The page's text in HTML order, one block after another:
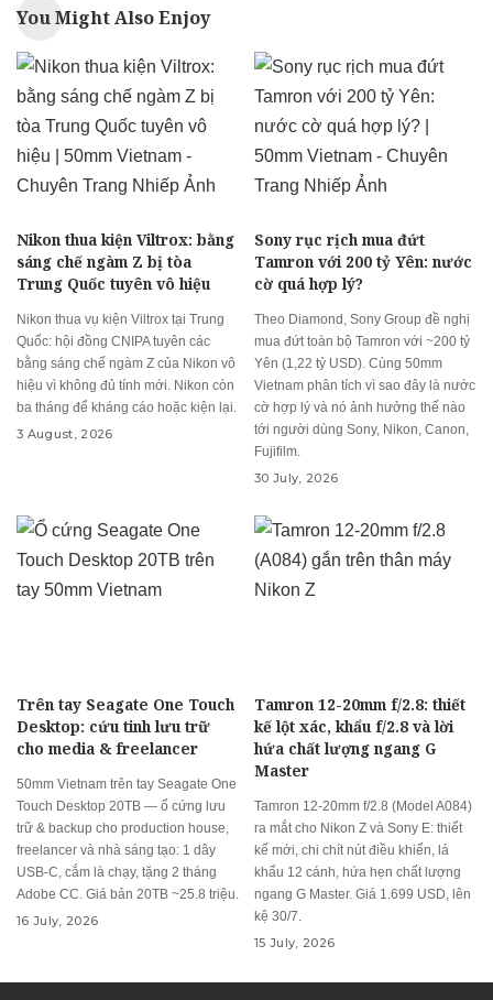
You Might Also Enjoy
Nikon thua kiện Viltrox: bằng
sáng chế ngàm Z bị tòa
Trung Quốc tuyên vô hiệu
Nikon thua vụ kiện Viltrox tại Trung
Quốc: hội đồng CNIPA tuyên các
bằng sáng chế ngàm Z của Nikon vô
hiệu vì không đủ tính mới. Nikon còn
ba tháng để kháng cáo hoặc kiện lại.
3 August, 2026
Sony rục rịch mua đứt
Tamron với 200 tỷ Yên: nước
cờ quá hợp lý?
Theo Diamond, Sony Group đề nghị
mua đứt toàn bộ Tamron với ~200 tỷ
Yên (1,22 tỷ USD). Cùng 50mm
Vietnam phân tích vì sao đây là nước
cờ hợp lý và nó ảnh hưởng thế nào
tới người dùng Sony, Nikon, Canon,
Fujifilm.
30 July, 2026
Trên tay Seagate One Touch
Desktop: cứu tinh lưu trữ
cho media & freelancer
50mm Vietnam trên tay Seagate One
Touch Desktop 20TB — ổ cứng lưu
trữ & backup cho production house,
freelancer và nhà sáng tạo: 1 dây
USB-C, cắm là chạy, tặng 2 tháng
Adobe CC. Giá bản 20TB ~25.8 triệu.
16 July, 2026
Tamron 12-20mm f/2.8: thiết
kế lột xác, khẩu f/2.8 và lời
hứa chất lượng ngang G
Master
Tamron 12-20mm f/2.8 (Model A084)
ra mắt cho Nikon Z và Sony E: thiết
kế mới, chi chít nút điều khiển, lá
khẩu 12 cánh, hứa hẹn chất lượng
ngang G Master. Giá 1.699 USD, lên
kệ 30/7.
15 July, 2026